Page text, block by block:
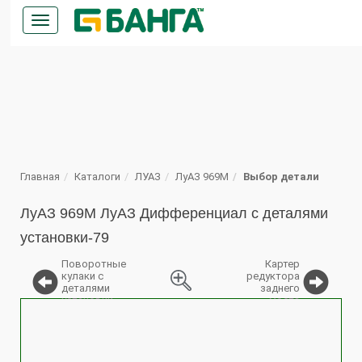
Кнопка
меню
Главная Каталоги ЛУАЗ ЛуАЗ 969М Выбор детали
ЛуАЗ 969М ЛуАЗ Дифференциал с деталями
установки-79
Поворотные
кулаки с
деталями
установки
Картер
редуктора
заднего
моста